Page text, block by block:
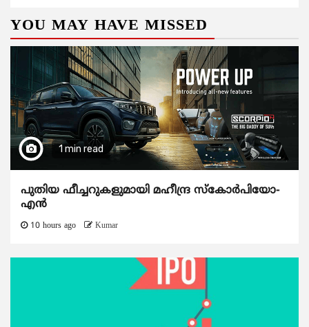
YOU MAY HAVE MISSED
1 min read
പുതിയ ഫീച്ചറുകളുമായി മഹീന്ദ്ര സ്കോർപിയോ-
എൻ
10 hours ago Kumar